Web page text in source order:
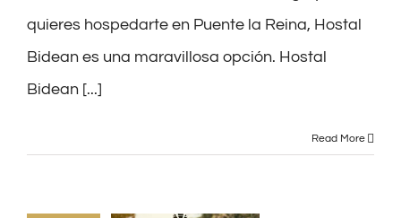
quieres hospedarte en Puente la Reina, Hostal
Bidean es una maravillosa opción. Hostal
Bidean [...]
Read More